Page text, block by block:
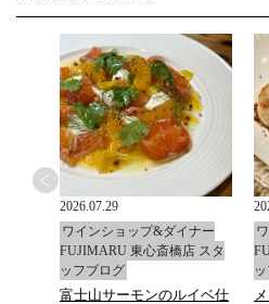
2026.07.29
ワインショップ&ダイナー
FUJIMARU 東心斎橋店 スタ
ッフブログ
富士山サーモンのルイベ仕